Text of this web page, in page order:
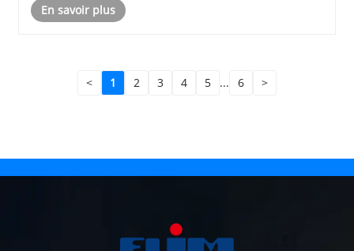
sanitaires garantissant propreté et facilité d'utili......
En savoir plus
< 1 2 3 4 5 ... 6 >